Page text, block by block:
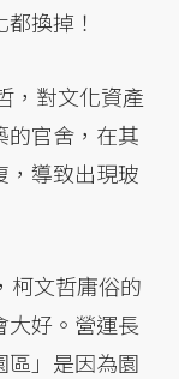
換掉！
，對文化資產
的官舍，在其
，導致出現玻
柯文哲庸俗的
大好。營運長
區」是因為園